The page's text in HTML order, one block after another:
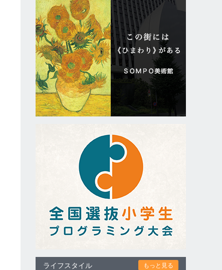
ライフスタイル もっと見る